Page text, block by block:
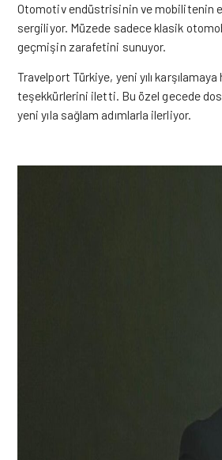
Otomotiv endüstrisinin ve mobilitenin
sergiliyor. Müzede sadece klasik
geçmişin zarafetini sunuyor.
Travelport Türkiye, yeni yılı
teşekkürlerini iletti. Bu özel gecede
yeni yıla sağlam adımlarla ilerliyor.